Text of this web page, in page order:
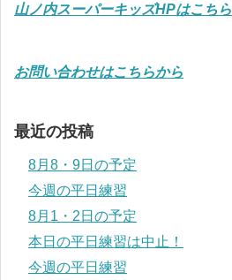
山ノ内スーパーキッズHPはこちら
お問い合わせはこちらから
最近の投稿
8月8・9日の予定
今週の平日練習
8月1・2日の予定
本日の平日練習は中止！
今週の平日練習